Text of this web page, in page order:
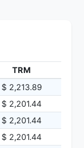
TRM
$ 2,213.89
$ 2,201.44
$ 2,201.44
$ 2,201.44